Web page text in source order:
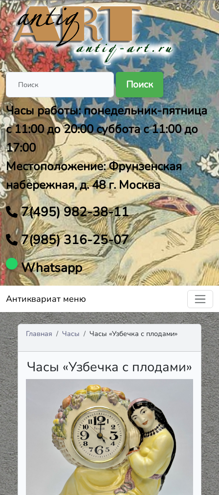
Поиск
Часы работы: понедельник-пятница
с 11:00 до 20:00 суббота с 11:00 до
17:00
Местоположение: Фрунзенская
набережная, д. 48 г. Москва
7(495) 982-38-11
7(985) 316-25-07
Whatsapp
Антиквариат меню
Главная Часы Часы «Узбечка с плодами»
Часы «Узбечка с плодами»